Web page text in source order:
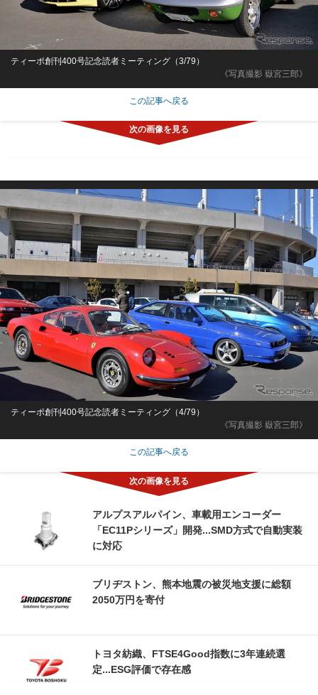
《写真撮影 嶽宮三郎》
ティーポ創刊400号記念読者ミーティング（3/79）
この記事へ戻る
《写真撮影 嶽宮三郎》
ティーポ創刊400号記念読者ミーティング（4/79）
この記事へ戻る
アルプスアルパイン、車載用エンコーダー
「EC11Pシリーズ」開発...SMD方式で自動実装
に対応
ブリヂストン、熊本地震の被災地支援に総額
2050万円を寄付
トヨタ紡織、FTSE4Good指数に3年連続選
定...ESG評価で存在感